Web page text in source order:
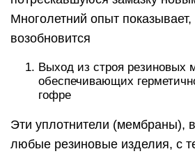
Многолетний опыт показывает,
возобновится
Выход из строя резиновых
обеспечивающих
гофре
Эти уплотнители (мембраны),
любые резиновые изделия, с